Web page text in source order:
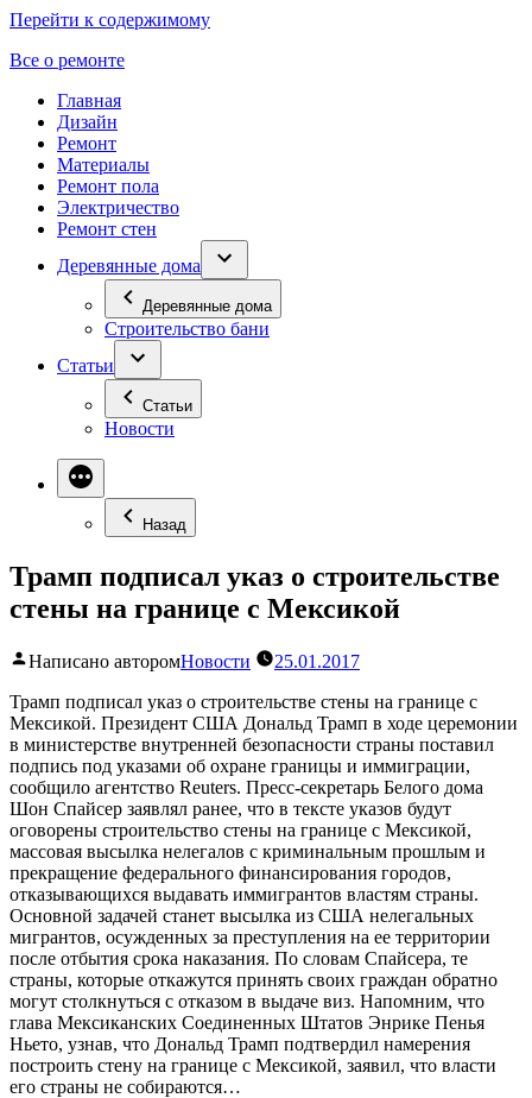
Перейти к содержимому
Все о ремонте
Главная
Дизайн
Ремонт
Материалы
Ремонт пола
Электричество
Ремонт стен
Деревянные дома
Деревянные дома
Строительство бани
Статьи
Статьи
Новости
Назад
Трамп подписал указ о строительстве
стены на границе с Мексикой
Написано авторомНовости
25.01.2017
Трамп подписал указ о строительстве стены на границе с
Мексикой. Президент США Дональд Трамп в ходе церемонии
в министерстве внутренней безопасности страны поставил
подпись под указами об охране границы и иммиграции,
сообщило агентство Reuters. Пресс-секретарь Белого дома
Шон Спайсер заявлял ранее, что в тексте указов будут
оговорены строительство стены на границе с Мексикой,
массовая высылка нелегалов с криминальным прошлым и
прекращение федерального финансирования городов,
отказывающихся выдавать иммигрантов властям страны.
Основной задачей станет высылка из США нелегальных
мигрантов, осужденных за преступления на ее территории
после отбытия срока наказания. По словам Спайсера, те
страны, которые откажутся принять своих граждан обратно
могут столкнуться с отказом в выдаче виз. Напомним, что
глава Мексиканских Соединенных Штатов Энрике Пенья
Ньето, узнав, что Дональд Трамп подтвердил намерения
построить стену на границе с Мексикой, заявил, что власти
его страны не собираются…